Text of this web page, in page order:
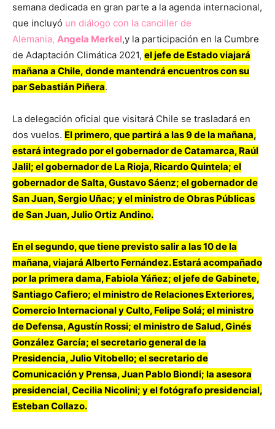
semana dedicada en gran parte a la agenda internacional,
que incluyó un diálogo con la canciller de
Alemania, Angela Merkel,y la participación en la Cumbre
de Adaptación Climática 2021, el jefe de Estadoviajará
mañana a Chile, donde mantendrá encuentros con su
par Sebastián Piñera.
La delegación oficial que visitará Chile se trasladará en
dos vuelos. El primero, que partirá a las 9 de la mañana,
estará integrado por el gobernador de Catamarca, Raúl
Jalil; el gobernador de La Rioja, Ricardo Quintela; el
gobernador de Salta, Gustavo Sáenz; el gobernador de
San Juan, Sergio Uñac; y el ministro de Obras Públicas
de San Juan, Julio Ortiz Andino.
En el segundo, que tiene previsto salir a las 10 de la
mañana, viajará Alberto Fernández. Estará acompañado
por la primera dama, Fabiola Yáñez; el jefe de Gabinete,
Santiago Cafiero; el ministro de Relaciones Exteriores,
Comercio Internacional y Culto, Felipe Solá; el ministro
de Defensa, Agustín Rossi; el ministro de Salud, Ginés
González García; el secretario general de la
Presidencia, Julio Vitobello; el secretario de
Comunicación y Prensa, Juan Pablo Biondi; la asesora
presidencial, Cecilia Nicolini; y el fotógrafo presidencial,
Esteban Collazo.